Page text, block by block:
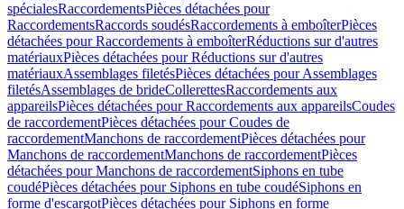
spécialesRaccordementsPièces détachées pour
RaccordementsRaccords soudésRaccordements à emboîterPièces
détachées pour Raccordements à emboîterRéductions sur d'autres
matériauxPièces détachées pour Réductions sur d'autres
matériauxAssemblages filetésPièces détachées pour Assemblages
filetésAssemblages de brideCollerettesRaccordements aux
appareilsPièces détachées pour Raccordements aux appareilsCoudes
de raccordementPièces détachées pour Coudes de
raccordementManchons de raccordementPièces détachées pour
Manchons de raccordementManchons de raccordementPièces
détachées pour Manchons de raccordementSiphons en tube
coudéPièces détachées pour Siphons en tube coudéSiphons en
forme d'escargotPièces détachées pour Siphons en forme